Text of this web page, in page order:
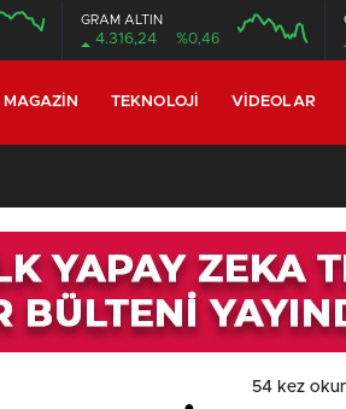
GRAM ALTIN
4.316,24 %0,46
MAGAZIN TEKNOLOJI VIDEOLAR
54 kez